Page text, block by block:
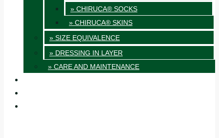
» CHIRUCA® SOCKS
» CHIRUCA® SKINS
» SIZE EQUIVALENCE
» DRESSING IN LAYER
» CARE AND MAINTENANCE